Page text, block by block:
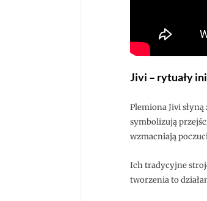
Jivi – rytuały
Plemiona Jivi
symbolizują
wzmacniają
Ich tradycyjne
tworzenia to